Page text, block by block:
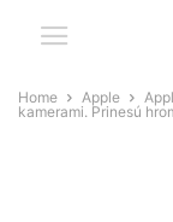
Home Apple
kamerami. Prinesú